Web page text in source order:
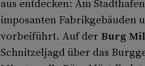
aus entdecken: Am
imposanten
vorbeiführt. Auf der Burg
Schnitzeljagd über das